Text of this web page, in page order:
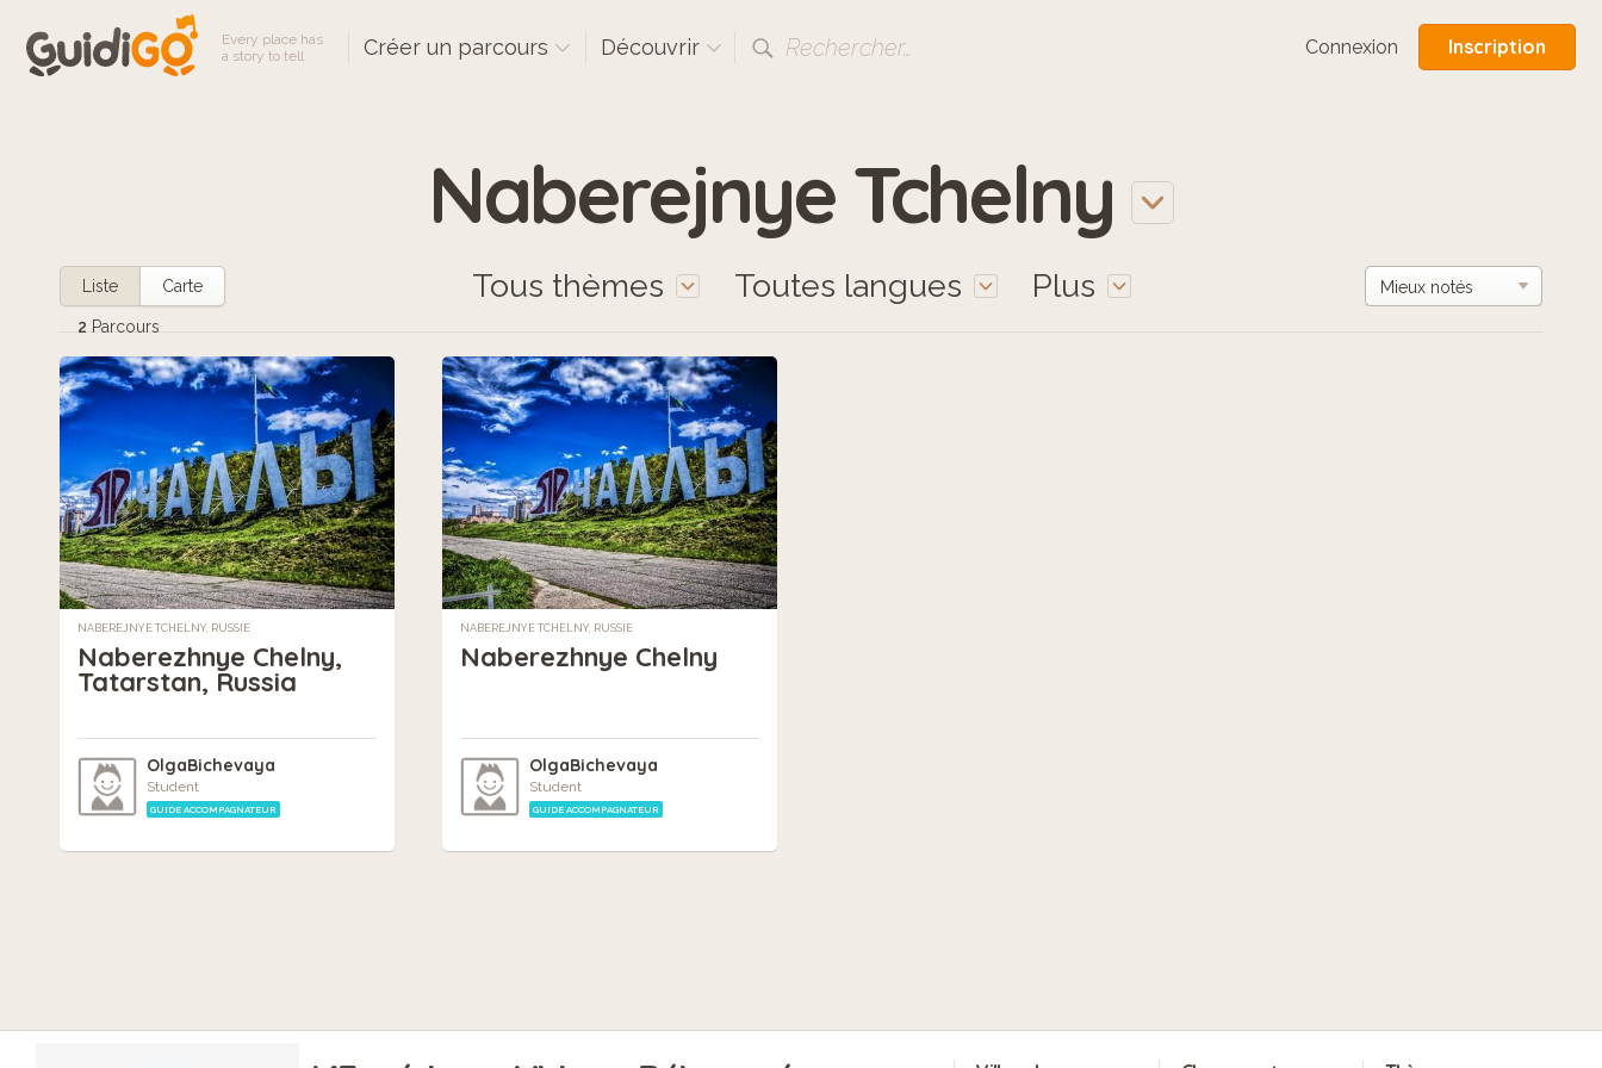
Every place has
a story to tell
Créer un parcours Découvrir Rechercher… Connexion Inscription
Naberejnye Tchelny
Tous thèmes Toutes langues Plus
Liste Carte
2 Parcours
NABEREJNYE TCHELNY, RUSSIE
Naberezhnye Chelny,
Tatarstan, Russia
OlgaBichevaya
Student
GUIDE ACCOMPAGNATEUR
NABEREJNYE TCHELNY, RUSSIE
Naberezhnye Chelny
OlgaBichevaya
Student
GUIDE ACCOMPAGNATEUR